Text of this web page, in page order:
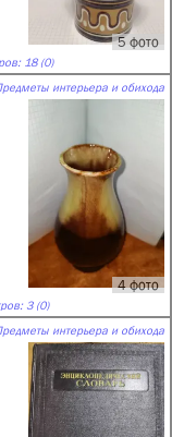
5 фото
18 (0)
интерьера и обихода
4 фото
3 (0)
интерьера и обихода